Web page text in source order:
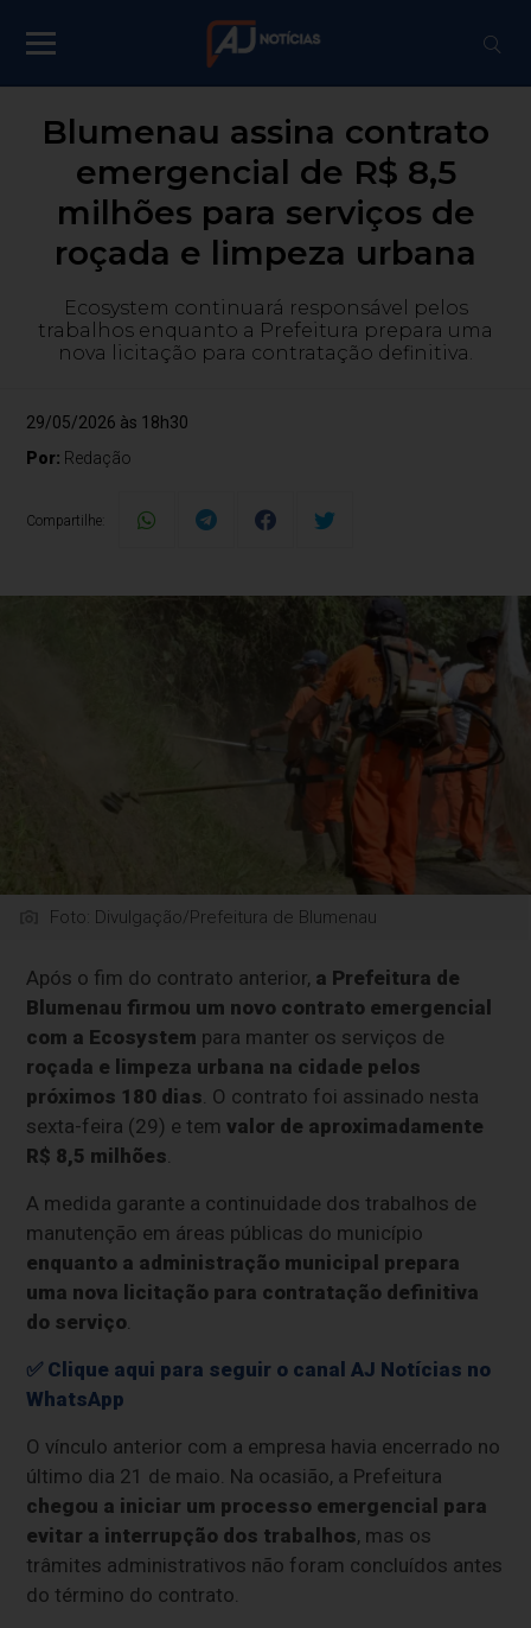
Blumenau assina contrato
emergencial de R$ 8,5
milhões para serviços de
roçada e limpeza urbana
Ecosystem continuará responsável pelos
trabalhos enquanto a Prefeitura prepara uma
nova licitação para contratação definitiva.
29/05/2026 às 18h30
Por: Redação
Compartilhe:
Foto: Divulgação/Prefeitura de Blumenau
Após o fim do contrato anterior, a Prefeitura de
Blumenau firmou um novo contrato emergencial
com a Ecosystem para manter os serviços de
roçada e limpeza urbana na cidade pelos
próximos 180 dias . O contrato foi assinado nesta
sexta-feira (29) e temvalor de aproximadamente
R$ 8,5 milhões
A medida garante a continuidade dos trabalhos de
manutenção em áreas públicas do município
enquanto a administração municipal prepara
uma nova licitação para contratação definitiva
do serviço
✅ Clique aqui para seguir o canal AJ Notícias no
WhatsApp
O vínculo anterior com a empresa havia encerrado no
último dia 21 de maio. Na ocasião, a Prefeitura
chegou a iniciar um processo emergencial para
evitar a interrupção dos trabalhos, mas os
trâmites administrativos não foram concluídos antes
do término do contrato.